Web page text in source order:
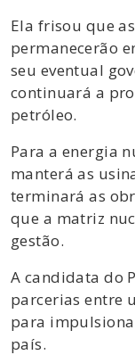
Ela frisou que
permanecerão
seu eventual
continuará a
petróleo.
Para a energia
manterá as
terminará as
que a matriz
gestão.
A candidata do
parcerias entre
para
país.